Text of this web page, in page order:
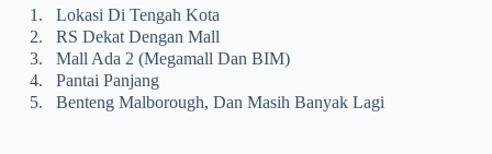
1.
Lokasi Di Tengah Kota
2.
RS Dekat Dengan Mall
3.
Mall Ada 2 (megamall Dan BIM)
4.
Pantai Panjang
5.
Benteng Malborough, Dan Masih Banyak Lagi